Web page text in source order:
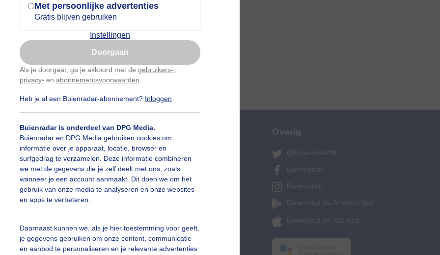
Met persoonlijke advertenties
Gratis blijven gebruiken
Instellingen
Doorgaan
Als je doorgaat, ga je akkoord met de gebruikers-
privacy- en abonnementsvoorwaarden
Heb je al een Buienradar-abonnement? Inloggen
Buienradar is onderdeel van DPG Media.
Buienradar en DPG Media gebruiken cookies om
informatie over je apparaat, locatie, browser en
surfgedrag te verzamelen. Deze informatie combineren
we met de gegevens die je zelf deelt met ons, zoals
wanneer je een account aanmaakt. Dit doen we om het
gebruik van onze media te analyseren en onze websites
en apps te verbeteren.
Daarnaast kunnen we, als je hier toestemming voor geeft,
je gegevens gebruiken om onze content, communicatie
en aanbod te personaliseren en je relevante advertenties
#camping #coderoze #donkerewolken
#duinen #fietser #fietsers #grondmist
#hittegolf #kinderen #kurkdroog
#opklaringen #paraplu #parasol
#regenwolken
#strakblauwe_lucht #strakblauwelucht
#vollemaan #warm #water
vragen
Team
Mijn weer
De Bilt
Overig
@BuienradarNL
Buienradar
Buienradar
Download de Android app
Download de iOS app
gevraagd wordt.
Is goed, toon de popup
Nu niet, misschien later
Gebruik je Safari en wil je niet elke dag deze pop-up
Klikhierom dit aan te passen